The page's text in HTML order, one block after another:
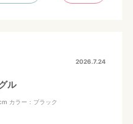
2026.7.24
ル
カラー：ブラック